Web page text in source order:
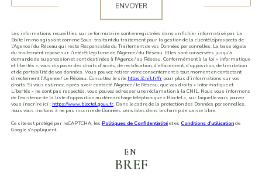
ENVOYER
Les informations recueillies sur ce formulaire sont enregistrées dans un fichier informatisé par La
Boite Immo agissant comme Sous-traitant du traitement pour la gestion de la clientèle/prospects de
l'Agence / du Réseau qui reste Responsable du Traitement de vos Données personnelles. La base légale
du traitement repose sur l'intérêt légitime de l'Agence / du Réseau. Elles sont conservées jusqu'à
demande de suppression et sont destinées à l'Agence / au Réseau. Conformément à la loi « informatique
et libertés », vous disposez des droits d’accès, de rectification, d’effacement, d’opposition, de limitation
et de portabilité de vos données. Vous pouvez retirer votre consentement à tout moment en contactant
directement l’Agence / Le Réseau. Consultez le site https://cnil.fr/fr pour plus d’informations sur vos
droits. Si vous estimez, après avoir contacté l'Agence / le Réseau, que vos droits « Informatique et
Libertés » ne sont pas respectés, vous pouvez adresser une réclamation à la CNIL. Nous vous informons
de l’existence de la liste d'opposition au démarchage téléphonique « Bloctel », sur laquelle vous pouvez
vous inscrire ici : https://www.bloctel.gouv.fr. Dans le cadre de la protection des Données personnelles,
nous vous invitons à ne pas inscrire de Données sensibles dans le champ de saisie libre.
Ce site est protégé par reCAPTCHA, les Politiques de Confidentialitéet es Conditions d'utilisationde
Google s'appliquent.
EN
BREF